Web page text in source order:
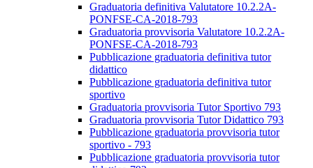
Graduatoria definitiva Valutatore 10.2.2A-
PONFSE-CA-2018-793
Graduatoria provvisoria Valutatore 10.2.2A-
PONFSE-CA-2018-793
Pubblicazione graduatoria definitiva tutor
didattico
Pubblicazione graduatoria definitiva tutor
sportivo
Graduatoria provvisoria Tutor Sportivo 793
Graduatoria provvisoria Tutor Didattico 793
Pubblicazione graduatoria provvisoria tutor
sportivo - 793
Pubblicazione graduatoria provvisoria tutor